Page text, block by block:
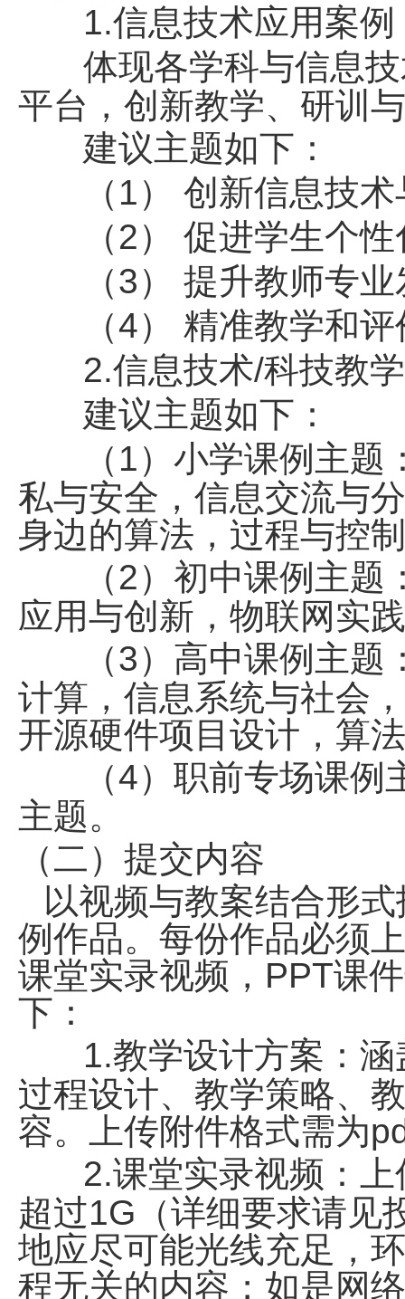
1.信息技术应用案例
体现各学科与信息
平台，创新教学、研训
建议主题如下：
（1） 创新信息技
（2） 促进学生个
（3） 提升教师专
（4） 精准教学和
2.信息技术/科技教
建议主题如下：
（1）小学课例主
私与安全，信息交流与
身边的算法，过程与控
（2）初中课例主
应用与创新，物联网实
（3）高中课例主
计算，信息系统与社会
开源硬件项目设计，算
（4）职前专场课
主题。
（二）提交内容
以视频与教案结合形
例作品。每份作品必须
课堂实录视频，PPT课
下：
1.教学设计方案：
过程设计、教学策略、
容。上传附件格式需为
2.课堂实录视频：
超过1G（详细要求请见
地应尽可能光线充足，
程无关的内容；如是网